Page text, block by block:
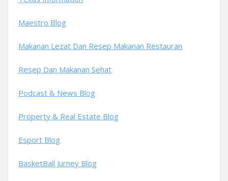
Maestro Blog
Makanan Lezat Dan Resep Makanan Restauran
Resep Dan Makanan Sehat
Podcast & News Blog
Property & Real Estate Blog
Esport Blog
BasketBall Jurney Blog